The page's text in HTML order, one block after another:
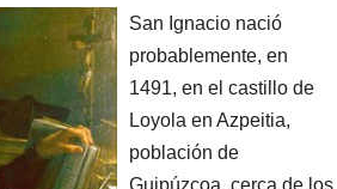
San Ignacio nació
probablemente, en
1491, en el castillo de
Loyola en Azpeitia,
población de
Guipúzcoa, cerca de los